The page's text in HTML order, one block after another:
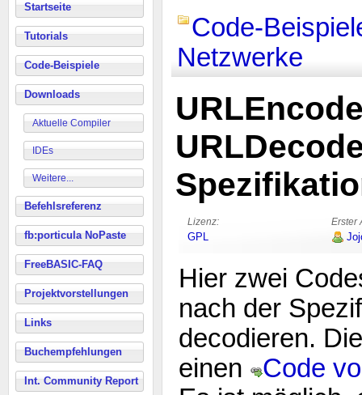
Startseite
Tutorials
Code-Beispiele
Downloads
Aktuelle Compiler
IDEs
Weitere...
Befehlsreferenz
fb:porticula NoPaste
FreeBASIC-FAQ
Projektvorstellungen
Links
Buchempfehlungen
Int. Community Report
Code-
Netzwerke
Lizenz: Erster
GPL
Hier zwei
nach der
decodieren.
einen
Code